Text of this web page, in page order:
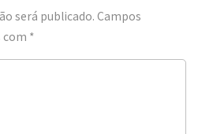
será publicado. Campos
com *